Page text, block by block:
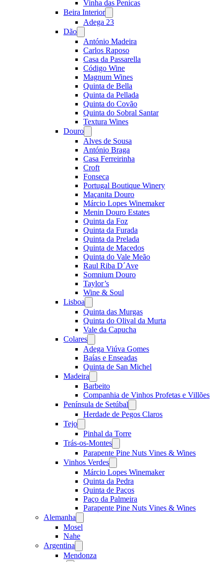
Vinha das Penicas
Beira Interior
menu
Adega 23
Dão
menu
António Madeira
Carlos Raposo
Casa da Passarella
Código Wine
Magnum Wines
Quinta de Bella
Quinta da Pellada
Quinta do Covão
Quinta do Sobral Santar
Textura Wines
Douro
menu
Alves de Sousa
António Braga
Casa Ferreirinha
Croft
Fonseca
Portugal Boutique Winery
Maçanita Douro
Márcio Lopes Winemaker
Menin Douro Estates
Quinta da Foz
Quinta da Furada
Quinta da Prelada
Quinta de Macedos
Quinta do Vale Meão
Raul Riba D´Ave
Somnium Douro
Taylor’s
Wine & Soul
Lisboa
menu
Quinta das Murgas
Quinta do Olival da Murta
Vale da Capucha
Colares
menu
Adega Viúva Gomes
Baías e Enseadas
Quinta de San Michel
Madeira
menu
Barbeito
Companhia de Vinhos Profetas e Villões
Península de Setúbal
menu
Herdade de Pegos Claros
Tejo
menu
Pinhal da Torre
Trás-os-Montes
menu
Parapente Pine Nuts Vines & Wines
Vinhos Verdes
menu
Márcio Lopes Winemaker
Quinta da Pedra
Quinta de Paços
Paço da Palmeira
Parapente Pine Nuts Vines & Wines
Alemanha
menu
Mosel
Nahe
Argentina
menu
Mendonza